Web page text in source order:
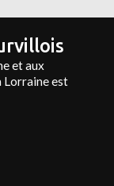
et aux
Lorraine est